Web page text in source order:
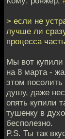
> если не
лучше ли
процесса
Мы вот купили
на 8 марта -
этом
душу, даже
опять купили
тушенку в
бесполезно.
P.S. Ты так